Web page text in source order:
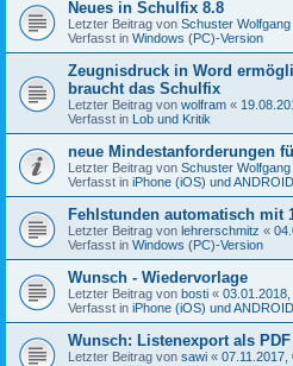
Neues in Schulfix 8.8
Letzter Beitrag von Schuster Wolfgang
Verfasst in Windows (PC)-Version
Zeugnisdruck in Word
braucht das Schulfix
Letzter Beitrag von wolfram «
Verfasst in Lob und Kritik
neue Mindestanforderungen
Letzter Beitrag von Schuster Wolfgang
Verfasst in iPhone (iOS) und ANDROID
Fehlstunden automatisch mit
Letzter Beitrag von lehrerschmitz «
Verfasst in Windows (PC)-Version
Wunsch - Wiedervorlage
Letzter Beitrag von bosti «
Verfasst in iPhone (iOS) und ANDROID
Wunsch: Listenexport als
Letzter Beitrag von sawi « 07.11.2017,